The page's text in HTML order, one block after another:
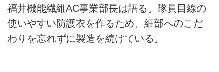
福井機能繊維AC事業部長は語る。隊員目線の
使いやすい防護衣を作るため、細部へのこだ
わりを忘れずに製造を続けている。